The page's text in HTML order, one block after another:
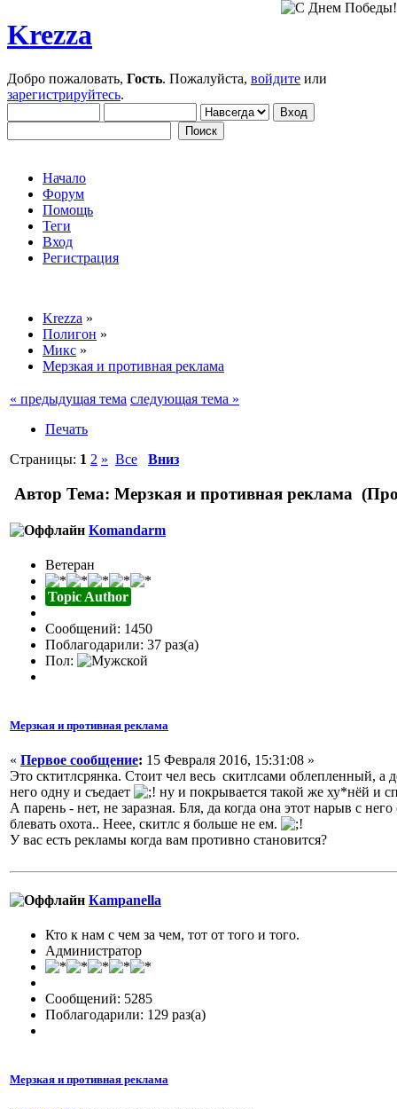
Krezza
Добро пожаловать, Гость. Пожалуйста, войдите или
зарегистрируйтесь.
Начало
Форум
Помощь
Теги
Вход
Регистрация
Krezza »
Полигон »
Микс »
Мерзкая и противная реклама
« предыдущая тема следующая тема »
Печать
Страницы: 1 2 » Все Вниз
Автор Тема: Мерзкая и противная реклама
Komandarm
Ветеран
Topic Author
Сообщений: 1450
Поблагодарили: 37 раз(а)
Пол:
Мерзкая и противная реклама
« Первое сообщение: 15 Февраля 2016, 15:31:08 »
Это сктитлсрянка. Стоит чел весь скитлсами облепленный, а
него одну и съедает
ну и покрывается такой же ху*нёй и
А парень - нет, не заразная. Бля, да когда она этот нарыв с
блевать охота.. Неее, скитлс я больше не ем.
У вас есть рекламы когда вам противно становится?
Кampanella
Кто к нам с чем за чем, тот от того и того.
Администратор
Сообщений: 5285
Поблагодарили: 129 раз(а)
Мерзкая и противная реклама